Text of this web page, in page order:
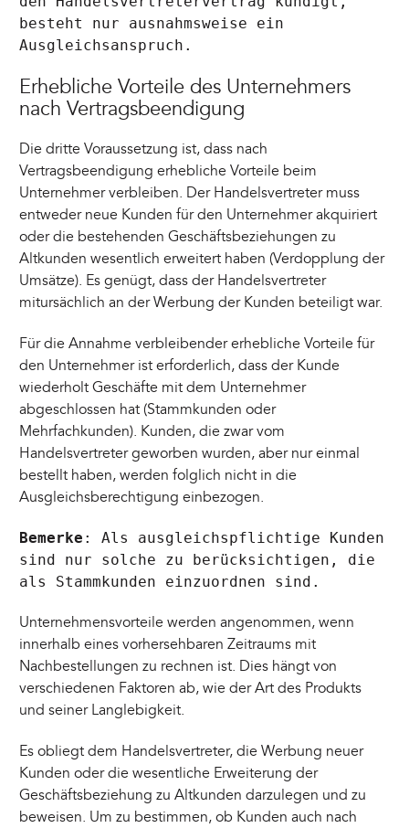
besteht nur ausnahmsweise ein
Ausgleichsanspruch.
Erhebliche Vorteile des Unternehmers
nach Vertragsbeendigung
Die dritte Voraussetzung ist, dass nach
Vertragsbeendigung erhebliche Vorteile beim
Unternehmer verbleiben. Der Handelsvertreter muss
entweder neue Kunden für den Unternehmer akquiriert
oder die bestehenden Geschäftsbeziehungen zu
Altkunden wesentlich erweitert haben (Verdopplung der
Umsätze). Es genügt, dass der Handelsvertreter
mitursächlich an der Werbung der Kunden beteiligt war.
Für die Annahme verbleibender erhebliche Vorteile für
den Unternehmer ist erforderlich, dass der Kunde
wiederholt Geschäfte mit dem Unternehmer
abgeschlossen hat (Stammkunden oder
Mehrfachkunden). Kunden, die zwar vom
Handelsvertreter geworben wurden, aber nur einmal
bestellt haben, werden folglich nicht in die
Ausgleichsberechtigung einbezogen.
Bemerke : Als ausgleichspflichtige Kunden
sind nur solche zu berücksichtigen, die
als Stammkunden einzuordnen sind.
Unternehmensvorteile werden angenommen, wenn
innerhalb eines vorhersehbaren Zeitraums mit
Nachbestellungen zu rechnen ist. Dies hängt von
verschiedenen Faktoren ab, wie der Art des Produkts
und seiner Langlebigkeit.
Es obliegt dem Handelsvertreter, die Werbung neuer
Kunden oder die wesentliche Erweiterung der
Geschäftsbeziehung zu Altkunden darzulegen und zu
beweisen. Um zu bestimmen, ob Kunden auch nach